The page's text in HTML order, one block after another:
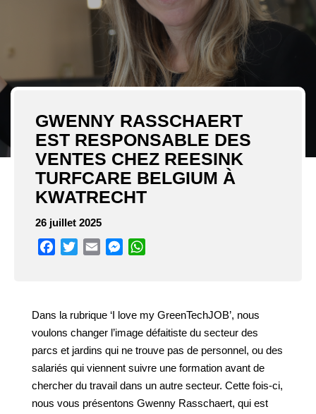
GWENNY RASSCHAERT
EST RESPONSABLE DES
VENTES CHEZ REESINK
TURFCARE BELGIUM À
KWATRECHT
26 juillet 2025
Facebook
TwitterEmail Messenger
Dans la rubrique ‘I love my GreenTechJOB’, nous
voulons changer l’image défaitiste du secteur des
parcs et jardins qui ne trouve pas de personnel, ou des
salariés qui viennent suivre une formation avant de
chercher du travail dans un autre secteur. Cette fois-ci,
nous vous présentons Gwenny Rasschaert, qui est